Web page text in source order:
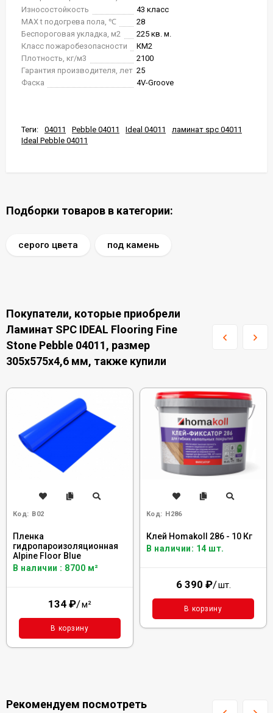
Износостойкость
43 класс
MAX t подогрева пола, ℃
28
Беспороговая укладка, м2
225 кв. м.
Класс пожаробезопасности
КМ2
Плотность, кг/м3
2100
Гарантия производителя, лет 25
Фаска
4V-Groove
Теги: 04011 Pebble 04011 Ideal 04011
ламинат spc 04011
Ideal Pebble 04011
Подборки товаров в категории:
серого цвета под камень
Покупатели, которые приобрели
Ламинат SPC IDEAL Flooring Fine
Stone Pebble 04011, размер
305x575x4,6 мм, также купили
Код: B02
Пленка
гидропароизоляционная
Alpine Floor Blue
В наличии : 8700 м²
134 ₽/м²
В корзину
Код: H286
Клей Homakoll 286 - 10 Кг
В наличии: 14 шт.
6 390 ₽/шт.
В корзину
Рекомендуем посмотреть